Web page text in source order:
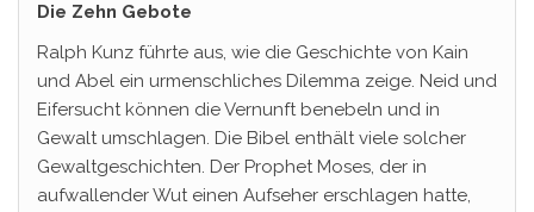
Die Zehn Gebote
Ralph Kunz führte aus, wie die Geschichte von Kain
und Abel ein urmenschliches Dilemma zeige. Neid und
Eifersucht können die Vernunft benebeln und in
Gewalt umschlagen. Die Bibel enthält viele solcher
Gewaltgeschichten. Der Prophet Moses, der in
aufwallender Wut einen Aufseher erschlagen hatte,